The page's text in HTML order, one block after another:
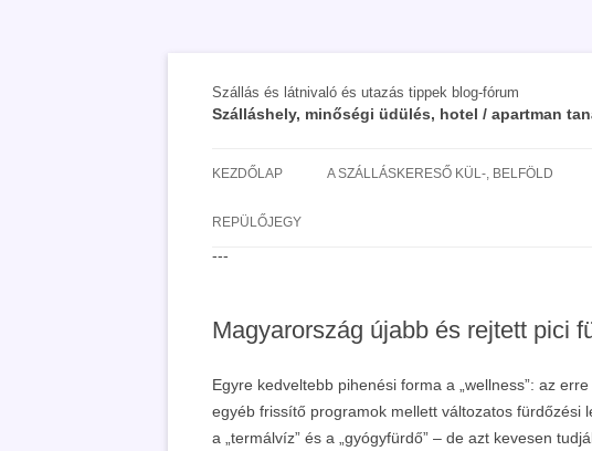
Szállás és látnivaló és utazás tippek blog-fórum
Szálláshely, minőségi üdülés, hotel / apartman
KEZDŐLAP A SZÁLLÁSKERESŐ KÜL-, BELFÖLD
REPÜLŐJEGY
---
Magyarország újabb és rejtett pici
Egyre kedveltebb pihenési forma a „wellness”: az
egyéb frissítő programok mellett változatos fürdőzési
a „termálvíz” és a „gyógyfürdő” – de azt kevesen